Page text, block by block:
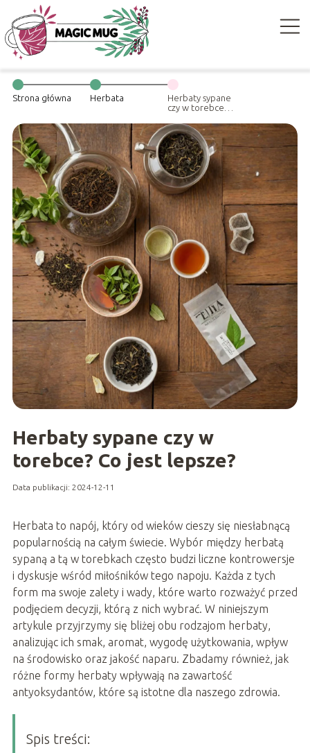
Strona główna Herbata
Herbaty sypane
czy w torebce?
Herbaty sypane czy w
torebce? Co jest lepsze?
Data publikacji: 2024-12-11
Herbata to napój, który od wieków cieszy się niesłabnącą
popularnością na całym świecie. Wybór między herbatą
sypaną a tą w torebkach często budzi liczne kontrowersje
i dyskusje wśród miłośników tego napoju. Każda z tych
form ma swoje zalety i wady, które warto rozważyć przed
podjęciem decyzji, którą z nich wybrać. W niniejszym
artykule przyjrzymy się bliżej obu rodzajom herbaty,
analizując ich smak, aromat, wygodę użytkowania, wpływ
na środowisko oraz jakość naparu. Zbadamy również, jak
różne formy herbaty wpływają na zawartość
antyoksydantów, które są istotne dla naszego zdrowia.
Spis treści: